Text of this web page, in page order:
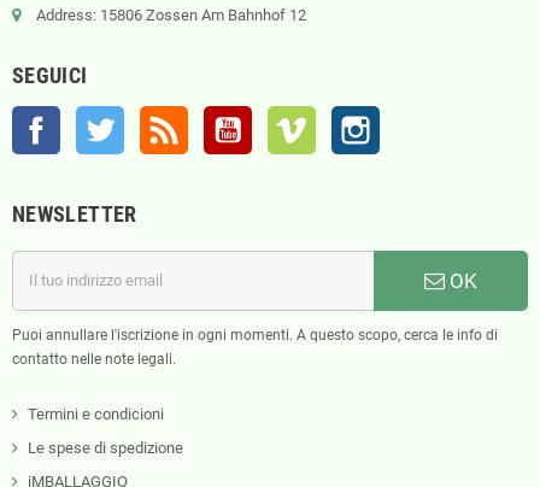
Address: 15806 Zossen Am Bahnhof 12
SEGUICI
Facebook Twitter YouTube Vimeo
NEWSLETTER
OK
Puoi annullare l'iscrizione in ogni momenti. A questo scopo, cerca le info di
contatto nelle note legali.
Termini e condicioni
Le spese di spedizione
iMBALLAGGIO